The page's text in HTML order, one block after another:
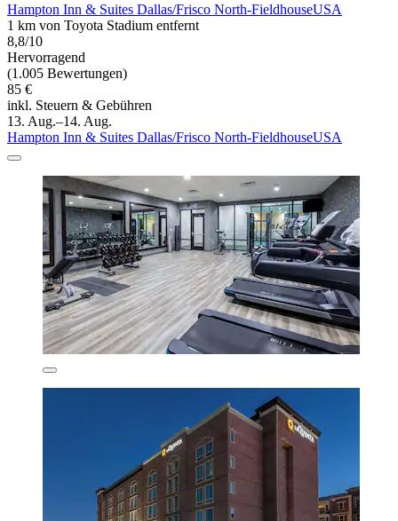
Hampton Inn & Suites Dallas/Frisco North-FieldhouseUSA
1 km von Toyota Stadium entfernt
8,8/10
Hervorragend
(1.005 Bewertungen)
85 €
inkl. Steuern & Gebühren
13. Aug.–14. Aug.
Hampton Inn & Suites Dallas/Frisco North-FieldhouseUSA